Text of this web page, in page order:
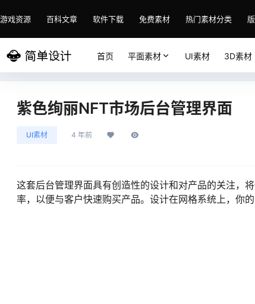
游戏资源 百科文章 软件下载 免费素材 热门素材分类
首页 平面素材 UI素材 3D素材
紫色绚丽NFT市场后台管理界面
UI素材 4 年前
这套后台管理界面具有创造性的设计和对产品的关注，
率，以便与客户快速购买产品。设计在网格系统上，你